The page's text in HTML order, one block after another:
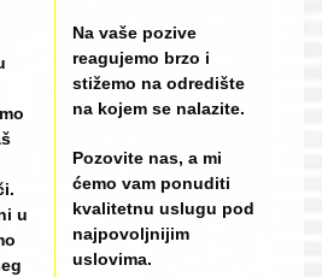
u
Na vaše pozive
reagujemo brzo i
stižemo na odredište
na kojem se nalazite.
Pozovite nas, a mi
ćemo vam ponuditi
kvalitetnu uslugu pod
najpovoljnijim
uslovima.